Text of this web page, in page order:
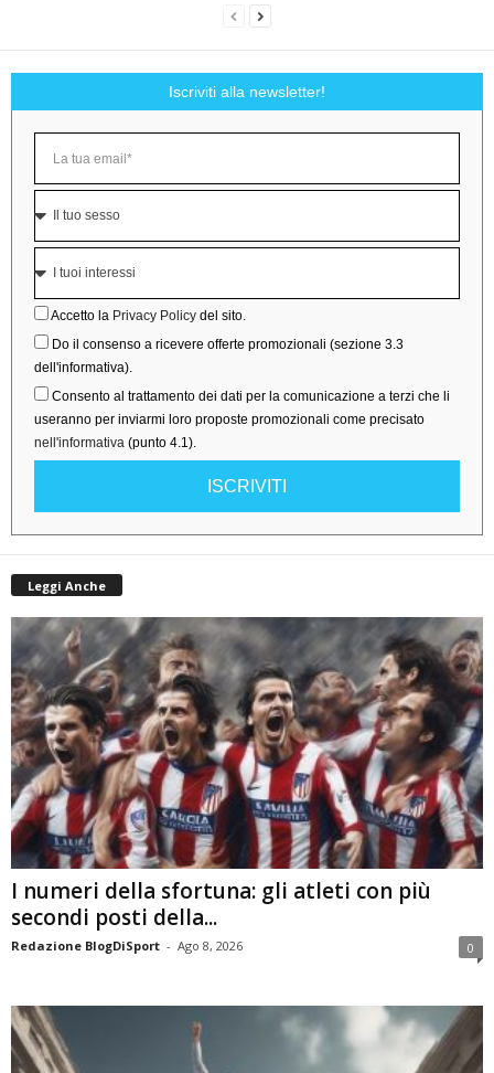
Iscriviti alla newsletter!
Accetto la Privacy Policy del sito.
Do il consenso a ricevere offerte promozionali (sezione 3.3
dell'informativa).
Consento al trattamento dei dati per la comunicazione a terzi che li
useranno per inviarmi loro proposte promozionali come precisato
nell'informativa (punto 4.1).
ISCRIVITI
Leggi Anche
I numeri della sfortuna: gli atleti con più
secondi posti della...
Redazione BlogDiSport - Ago 8, 2026 0